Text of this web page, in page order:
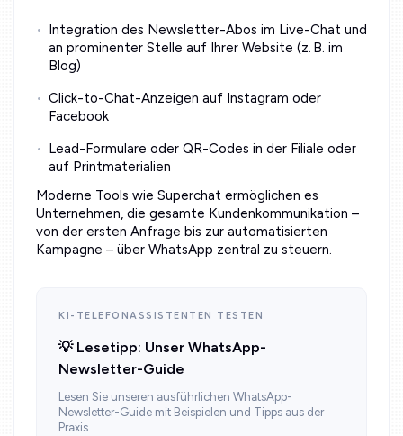
Integration des Newsletter-Abos im Live-Chat und
an prominenter Stelle auf Ihrer Website (z. B. im
Blog)
Click-to-Chat-Anzeigen auf Instagram oder
Facebook
Lead-Formulare oder QR-Codes in der Filiale oder
auf Printmaterialien
Moderne Tools wie Superchat ermöglichen es
Unternehmen, die gesamte Kundenkommunikation –
von der ersten Anfrage bis zur automatisierten
Kampagne – über WhatsApp zentral zu steuern.
KI-TELEFONASSISTENTEN TESTEN
💡 Lesetipp: Unser WhatsApp-
Newsletter-Guide
Lesen Sie unseren ausführlichen WhatsApp-
Newsletter-Guide mit Beispielen und Tipps aus der
Praxis